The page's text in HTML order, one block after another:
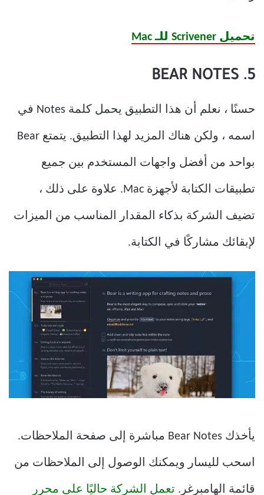
تحميل Scrivener للـ Mac
5. BEAR NOTES
حسنًا ، نعلم أن هذا التطبيق يحمل كلمة Notes في
اسمه ، ولكن هناك المزيد لهذا التطبيق. يتمتع Bear
بواحد من أفضل واجهات المستخدم بين جميع
تطبيقات الكتابة لأجهزة Mac. علاوة على ذلك ،
تضيف الشركة بذكاء المقدار المناسب من الميزات
لإبقائك مشاركًا في الكتابة.
يأخذك Bear Notes مباشرة إلى صفحة الملاحظات.
اسحب لليسار ويمكنك الوصول إلى الملاحظات من
قائمة الهامبرغر. تعمل الشركة حاليًا على محرر